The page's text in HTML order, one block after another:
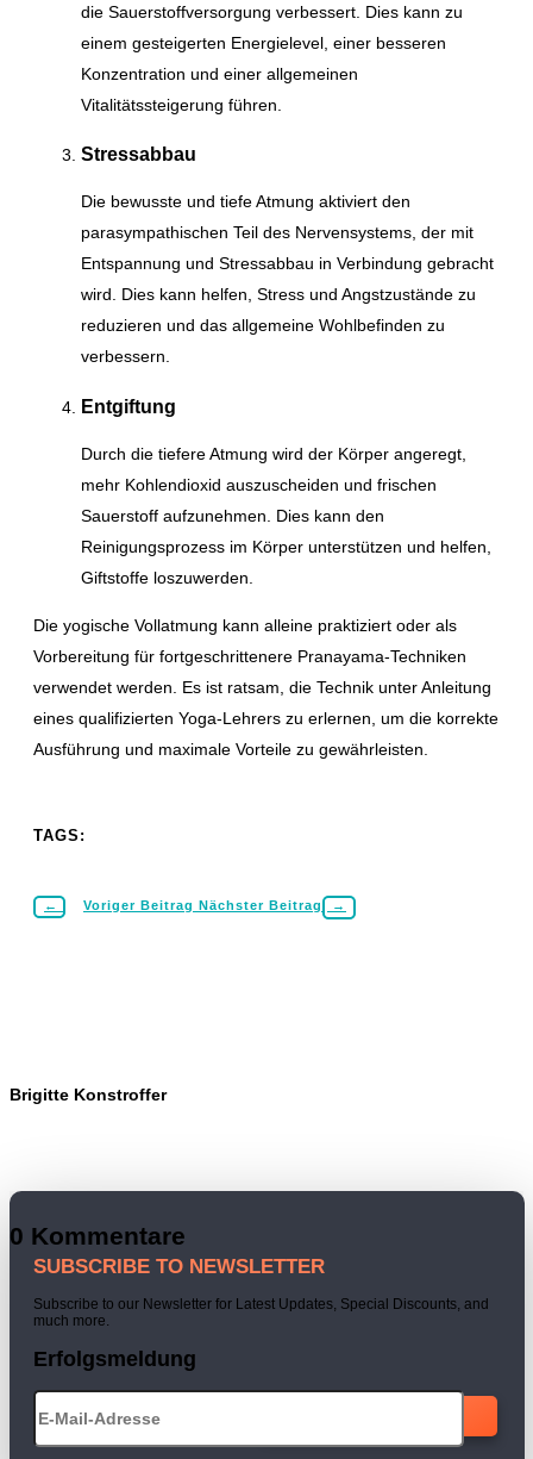
die Sauerstoffversorgung verbessert. Dies kann zu
einem gesteigerten Energielevel, einer besseren
Konzentration und einer allgemeinen
Vitalitätssteigerung führen.
Stressabbau
Die bewusste und tiefe Atmung aktiviert den
parasympathischen Teil des Nervensystems, der mit
Entspannung und Stressabbau in Verbindung gebracht
wird. Dies kann helfen, Stress und Angstzustände zu
reduzieren und das allgemeine Wohlbefinden zu
verbessern.
Entgiftung
Durch die tiefere Atmung wird der Körper angeregt,
mehr Kohlendioxid auszuscheiden und frischen
Sauerstoff aufzunehmen. Dies kann den
Reinigungsprozess im Körper unterstützen und helfen,
Giftstoffe loszuwerden.
Die yogische Vollatmung kann alleine praktiziert oder als
Vorbereitung für fortgeschrittenere Pranayama-Techniken
verwendet werden. Es ist ratsam, die Technik unter Anleitung
eines qualifizierten Yoga-Lehrers zu erlernen, um die korrekte
Ausführung und maximale Vorteile zu gewährleisten.
TAGS:
← Voriger Beitrag Nächster Beitrag →
Brigitte Konstroffer
0 Kommentare
SUBSCRIBE TO NEWSLETTER
Subscribe to our Newsletter for Latest Updates, Special Discounts, and
much more.
Erfolgsmeldung